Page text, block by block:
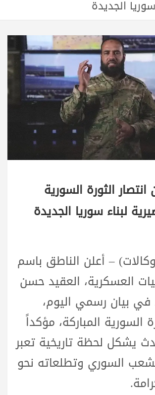
الجديدة
الثورة السورية
لبناء سوريا الجديدة
– أعلن الناطق باسم
العسكرية، العقيد حسن
في بيان رسمي اليوم،
السورية المباركة، مؤكداً
يشكل لحظة تاريخية تعبر
السوري وتطلعاته نحو